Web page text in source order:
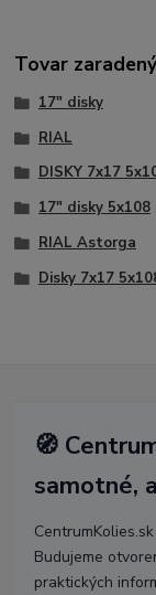
Tovar
17" disky
RIAL
DISKY 7x17
17" disky 5x108
RIAL Astorga
Disky 7x17
🧭
samotné,
Budujeme
praktických